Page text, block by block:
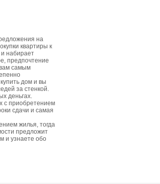
на
квартиры к
набирает
предпочтение
самым
дом и вы
за стенкой.
деньгах.
с приобретением
сдачи и самая
жилья, тогда
предложит
и узнаете обо